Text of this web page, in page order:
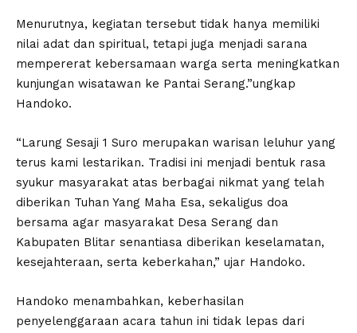
Menurutnya, kegiatan tersebut tidak hanya memiliki
nilai adat dan spiritual, tetapi juga menjadi sarana
mempererat kebersamaan warga serta meningkatkan
kunjungan wisatawan ke Pantai Serang.”ungkap
Handoko.
“Larung Sesaji 1 Suro merupakan warisan leluhur yang
terus kami lestarikan. Tradisi ini menjadi bentuk rasa
syukur masyarakat atas berbagai nikmat yang telah
diberikan Tuhan Yang Maha Esa, sekaligus doa
bersama agar masyarakat Desa Serang dan
Kabupaten Blitar senantiasa diberikan keselamatan,
kesejahteraan, serta keberkahan,” ujar Handoko.
Handoko menambahkan, keberhasilan
penyelenggaraan acara tahun ini tidak lepas dari